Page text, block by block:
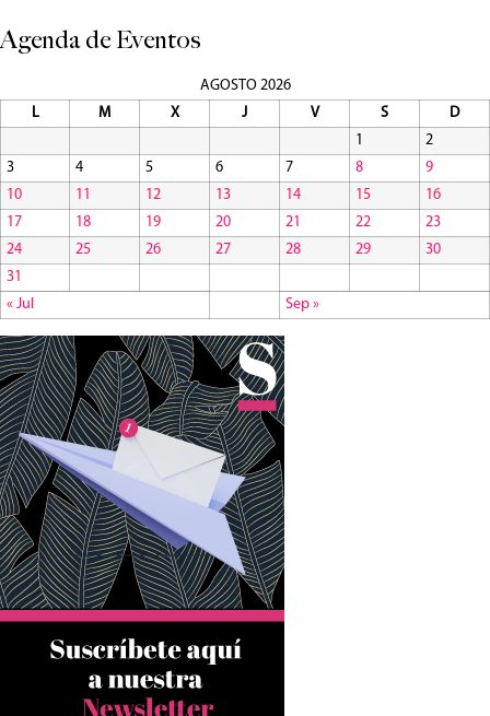
Agenda de Eventos
AGOSTO 2026
L
M X J V S
D
1
2
3
4 5 6 7 8
9
10
11 12 13 14 15
16
17
18 19 20 21 22
23
24
25 26 27 28 29
30
31
« Jul
Sep »